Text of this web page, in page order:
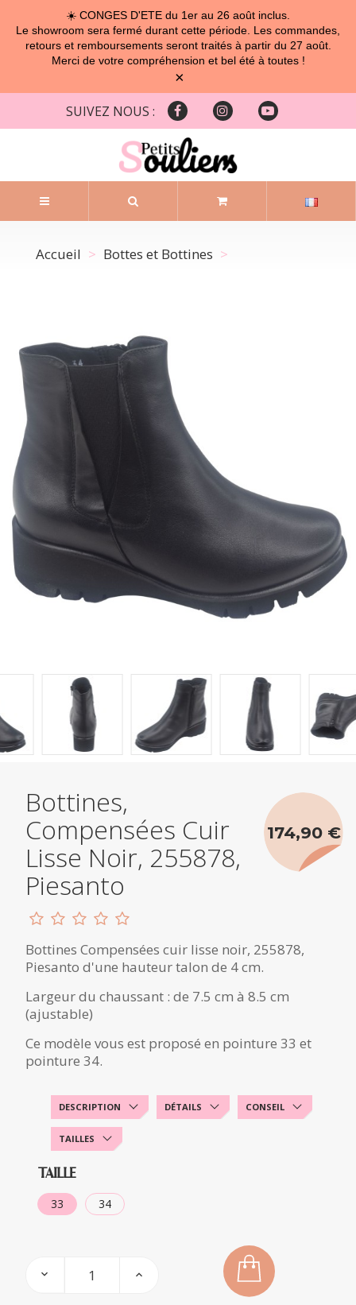
☀️ CONGES D'ETE du 1er au 26 août inclus.
Le showroom sera fermé durant cette période. Les commandes,
retours et remboursements seront traités à partir du 27 août.
Merci de votre compréhension et bel été à toutes !
×
SUIVEZ NOUS :
Accueil Bottes et Bottines
Bottines,
Compensées Cuir
Lisse Noir, 255878,
Piesanto
Bottines Compensées cuir lisse noir, 255878,
Piesanto d'une hauteur talon de 4 cm.
Largeur du chaussant : de 7.5 cm à 8.5 cm
(ajustable)
Ce modèle vous est proposé en pointure 33 et
pointure 34.
174,90 €
DESCRIPTION DÉTAILS CONSEIL
TAILLES
TAILLE
33 34